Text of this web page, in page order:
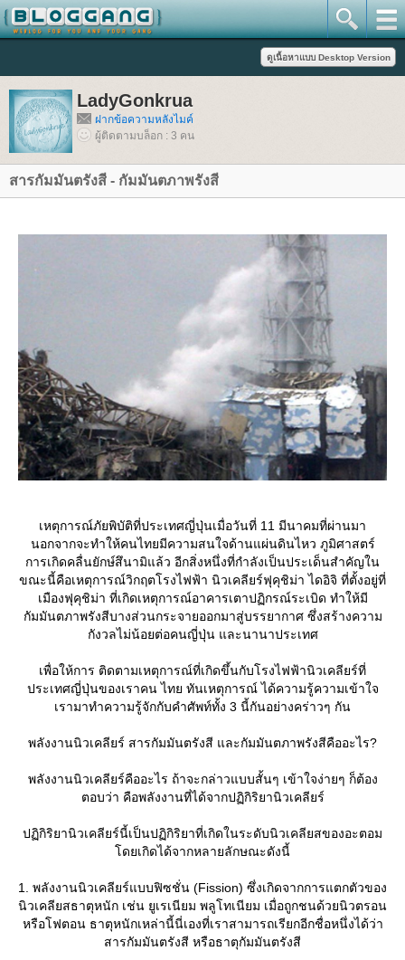
LadyGonkrua
ฝากข้อความหลังไมค์
ผู้ติดตามบล็อก : 3 คน
สารกัมมันตรังสี - กัมมันตภาพรังสี
เหตุการณ์ภัยพิบัติที่ประเทศญี่ปุ่นเมื่อวันที่ 11 มีนาคมที่ผ่านมา
นอกจากจะทำให้คนไทยมีความสนใจด้านแผ่นดินไหว ภูมิศาสตร์
การเกิดคลื่นยักษ์สึนามิแล้ว อีกสิ่งหนึ่งที่กำลังเป็นประเด็นสำคัญใน
ขณะนี้คือเหตุการณ์วิกฤตโรงไฟฟ้า นิวเคลียร์ฟุคุชิม่า ไดอิจิ ที่ตั้งอยู่ที่
เมืองฟุคุชิม่า ที่เกิดเหตุการณ์อาคารเตาปฏิกรณ์ระเบิด ทำให้มี
กัมมันตภาพรังสีบางส่วนกระจายออกมาสู่บรรยากาศ ซึ่งสร้างความ
กังวลไม่น้อยต่อคนญี่ปุ่น และนานาประเทศ
เพื่อให้การ ติดตามเหตุการณ์ที่เกิดขึ้นกับโรงไฟฟ้านิวเคลียร์ที่
ประเทศญี่ปุ่นของเราคน ไทย ทันเหตุการณ์ ได้ความรู้ความเข้าใจ
เรามาทำความรู้จักกับคำศัพท์ทั้ง 3 นี้กันอย่างคร่าวๆ กัน
พลังงานนิวเคลียร์ สารกัมมันตรังสี และกัมมันตภาพรังสีคืออะไร?
พลังงานนิวเคลียร์คืออะไร ถ้าจะกล่าวแบบสั้นๆ เข้าใจง่ายๆ ก็ต้อง
ตอบว่า คือพลังงานที่ได้จากปฏิกิริยานิวเคลียร์
ปฏิกิริยานิวเคลียร์นี้เป็นปฏิกิริยาที่เกิดในระดับนิวเคลียสของอะตอม
ดยเกิดได้จากหลายลักษณะดังนี้
1. พลังงานนิวเคลียร์แบบฟิซชั่น (Fission) ซึ่งเกิดจากการแตกตัวของ
นิวเคลียสธาตุหนัก เช่น ยูเรเนียม พลูโทเนียม เมื่อถูกชนด้วยนิวตรอน
หรือโฟตอน ธาตุหนักเหล่านี้นี่เองที่เราสามารถเรียกอีกชื่อหนึ่งได้ว่า
สารกัมมันตรังสี หรือธาตุกัมมันตรังสี